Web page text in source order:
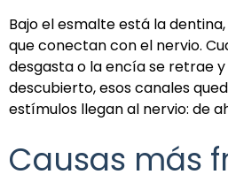
Bajo el esmalte está la
que conectan con el nervio.
desgasta o la encía se retrae
descubierto, esos canales
estímulos llegan al nervio: de
Causas más